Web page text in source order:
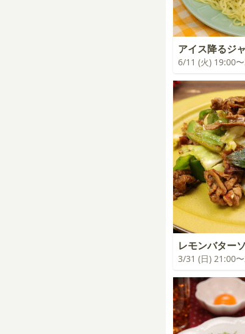
アイス降るジ
6/11 (火) 19:00
レモンバター
3/31 (日) 21:00